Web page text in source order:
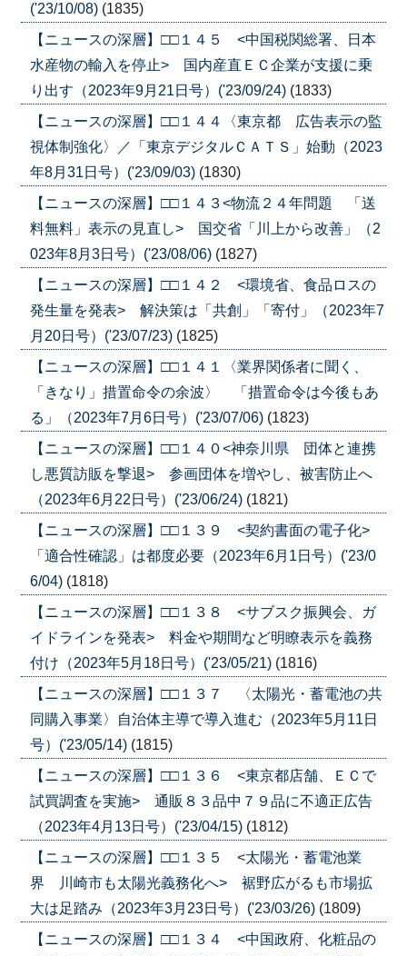
('23/10/08) (1835)
【ニュースの深層】□□１４５ <中国税関総署、日本
水産物の輸入を停止> 国内産直ＥＣ企業が支援に乗
り出す（2023年9月21日号）('23/09/24) (1833)
【ニュースの深層】□□１４４〈東京都 広告表示の監
視体制強化〉／「東京デジタルＣＡＴＳ」始動（2023
年8月31日号）('23/09/03) (1830)
【ニュースの深層】□□１４３<物流２４年問題 「送
料無料」表示の見直し> 国交省「川上から改善」（2
023年8月3日号）('23/08/06) (1827)
【ニュースの深層】□□１４２ <環境省、食品ロスの
発生量を発表> 解決策は「共創」「寄付」（2023年7
月20日号）('23/07/23) (1825)
【ニュースの深層】□□１４１〈業界関係者に聞く、
「きなり」措置命令の余波〉 「措置命令は今後もあ
る」（2023年7月6日号）('23/07/06) (1823)
【ニュースの深層】□□１４０<神奈川県 団体と連携
し悪質訪販を撃退> 参画団体を増やし、被害防止へ
（2023年6月22日号）('23/06/24) (1821)
【ニュースの深層】□□１３９ <契約書面の電子化>
「適合性確認」は都度必要（2023年6月1日号）('23/0
6/04) (1818)
【ニュースの深層】□□１３８ <サブスク振興会、ガ
イドラインを発表> 料金や期間など明瞭表示を義務
付け（2023年5月18日号）('23/05/21) (1816)
【ニュースの深層】□□１３７ 〈太陽光・蓄電池の共
同購入事業〉自治体主導で導入進む（2023年5月11日
号）('23/05/14) (1815)
【ニュースの深層】□□１３６ <東京都店舗、ＥＣで
試買調査を実施> 通販８３品中７９品に不適正広告
（2023年4月13日号）('23/04/15) (1812)
【ニュースの深層】□□１３５ <太陽光・蓄電池業
界 川崎市も太陽光義務化へ> 裾野広がるも市場拡
大は足踏み（2023年3月23日号）('23/03/26) (1809)
【ニュースの深層】□□１３４ <中国政府、化粧品の